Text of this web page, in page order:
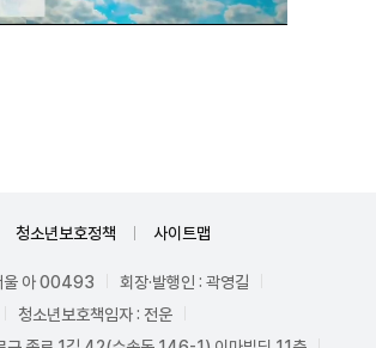
청소년보호정책 사이트맵
울 아 00493
회장·발행인 : 곽영길
청소년보호책임자 : 전운